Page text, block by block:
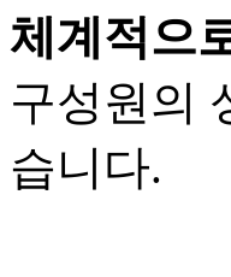
체계적으
구성원의
습니다.